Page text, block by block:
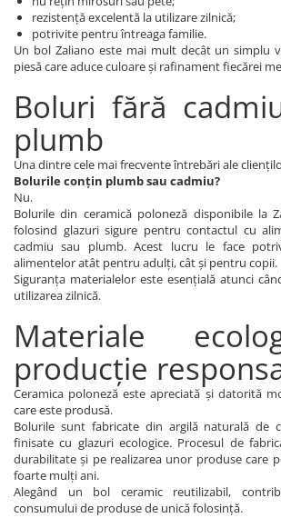
rezistență excelentă la utilizare zilnică;
potrivite pentru întreaga familie.
Un bol Zaliano este mai mult decât un simplu
piesă care aduce culoare și rafinament fiecărei
Boluri fără
plumb
Una dintre cele mai frecvente întrebări ale
Bolurile conțin plumb sau cadmiu?
Nu.
Bolurile din ceramică poloneză disponibile la
folosind glazuri sigure pentru contactul cu
cadmiu sau plumb. Acest lucru le face
alimentelor atât pentru adulți, cât și pentru copii.
Siguranța materialelor este esențială atunci
utilizarea zilnică.
Materiale
producție
Ceramica poloneză este apreciată și datorită
care este produsă.
Bolurile sunt fabricate din argilă naturală de
finisate cu glazuri ecologice. Procesul de
durabilitate și pe realizarea unor produse care
foarte mulți ani.
Alegând un bol ceramic reutilizabil,
consumului de produse de unică folosință.